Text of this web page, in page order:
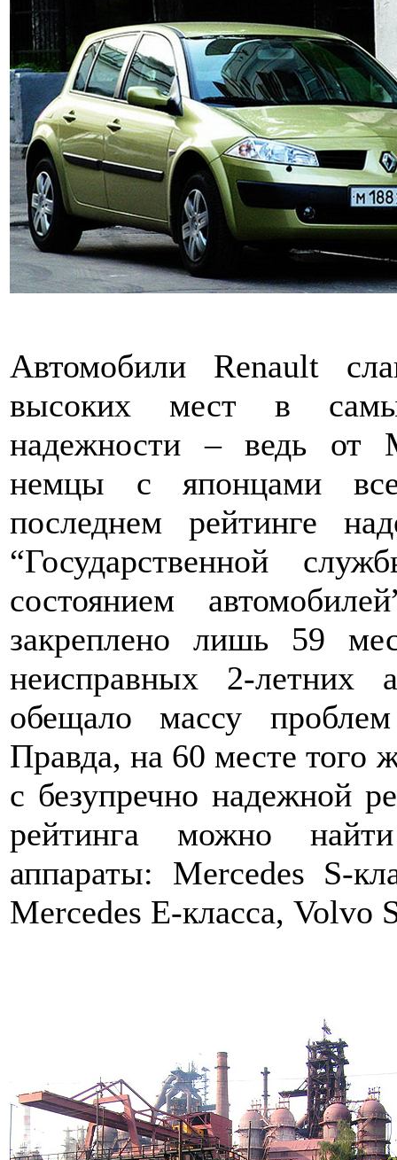
Автомобили Renault
высоких мест в
надежности – ведь от
немцы с японцами
последнем рейтинге
“Государственной
состоянием
закреплено лишь 59
неисправных 2-
обещало массу
Правда, на 60 месте того
с безупречно надежной
рейтинга можно
аппараты: Mercedes S-
Mercedes E-класса, Volvo